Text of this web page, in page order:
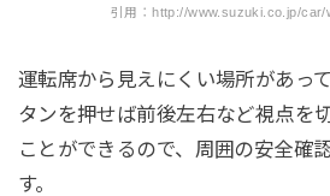
引用：http://www.suzuki.co.jp/
運転席から見えにくい場所があっ
タンを押せば前後左右など視点を
ことができるので、周囲の安全確
す。